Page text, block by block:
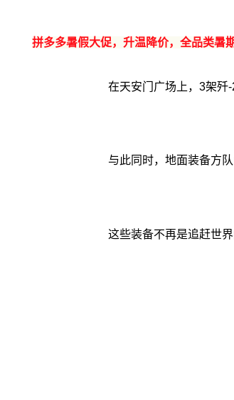
拼多多暑假大促，升温降价，全品类暑
在天安门广场上，3架歼
与此同时，地面装备方
这些装备不再是追赶世